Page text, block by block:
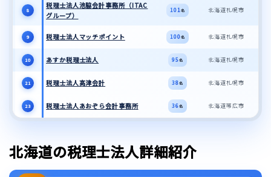
8
税理士法人池脇会計事務所（ITAC
グループ）
101 名 北海道札幌市
9 税理士法人マッチポイント 100名 北海道札幌市
10 あすか税理士法人 95名 北海道札幌市
21 税理士法人高津会計 38名 北海道札幌市
23 税理士法人あおぞら会計事務所 36名 北海道帯広市
北海道の税理士法人詳細紹介